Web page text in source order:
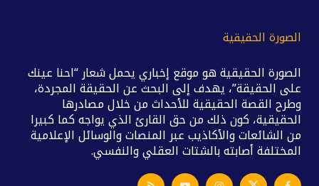
الصورة الحقيقية
الصورة الحقيقية هو موقع إخباري يحمل شعار “احنا عينك
على الحقيقة”، يهدف إلى البحث عن الحقيقة المجردة،
وطرح القصة الحقيقية للأحداث من خلال مصادرها
الحقيقية، كون ذلك من حق القارئ الذي يواجه كما كبيرا
من الشائعات والأكاذيب عبر المنصات والوسائل الإعلامية
المختلفة أصابته بالشتات العقلي والنفسي.